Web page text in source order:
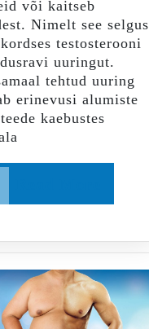
või kaitseb
Nimelt see selgus
testosterooni
uuringut.
tehtud uuring
erinevusi alumiste
kaebustes
More